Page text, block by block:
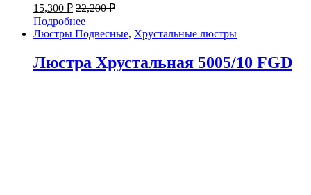
15,300 ₽ 22,200₽
Подробнее
Люстры Подвесные, Хрустальные люстры
Люстра Хрустальная 5005/10 FGD